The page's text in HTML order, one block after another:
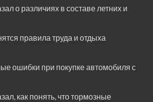
о различиях в составе летних и
правила труда и отдыха
ошибки при покупке автомобиля с
как понять, что тормозные